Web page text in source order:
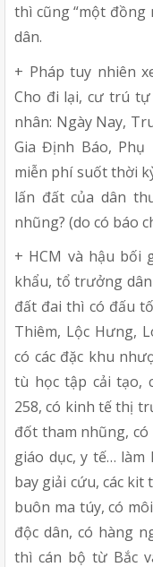
thì cũng “một đồng
dân.
+ Pháp tuy nhiên
Cho đi lại, cư trú
nhân: Ngày Nay,
Gia Định Báo,
miễn phí suốt thời
lấn đất của dân
nhũng? (do có báo
+ HCM và hậu bối
khẩu, tổ trưởng
đất đai thì có đấu
Thiêm, Lộc Hưng,
có các đặc khu
tù học tập cải tạo,
258, có kinh tế thị
đốt tham nhũng, có
giáo dục, y tế… làm
bay giải cứu, các kit
buôn ma túy, có
độc dân, có hàng
thì cán bộ từ Bắc